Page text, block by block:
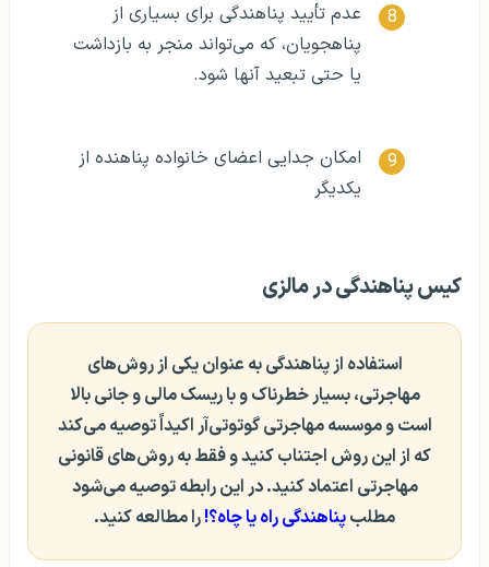
عدم تأیید پناهندگی برای بسیاری از
پناهجویان، که می‌تواند منجر به بازداشت
یا حتی تبعید آنها شود.
امکان جدایی اعضای خانواده پناهنده از
یکدیگر
کیس پناهندگی در مالزی
استفاده از پناهندگی به عنوان یکی از روش‌های
مهاجرتی، بسیار خطرناک و با ریسک مالی و جانی بالا
است و موسسه مهاجرتی گوتوتی‌آر اکیداً توصیه می‌کند
که از این روش اجتناب کنید و فقط به روش‌های قانونی
مهاجرتی اعتماد کنید. در این رابطه توصیه می‌شود
مطلبپناهندگی راه یا چاه؟!را مطالعه کنید.